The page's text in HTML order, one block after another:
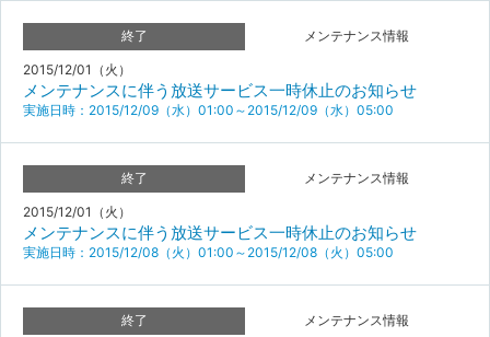
終了 メンテナンス情報
2015/12/01（火）
メンテナンスに伴う放送サービス一時休止のお知らせ
実施日時：2015/12/09（水）01:00～2015/12/09（水）05:00
終了 メンテナンス情報
2015/12/01（火）
メンテナンスに伴う放送サービス一時休止のお知らせ
実施日時：2015/12/08（火）01:00～2015/12/08（火）05:00
終了 メンテナンス情報